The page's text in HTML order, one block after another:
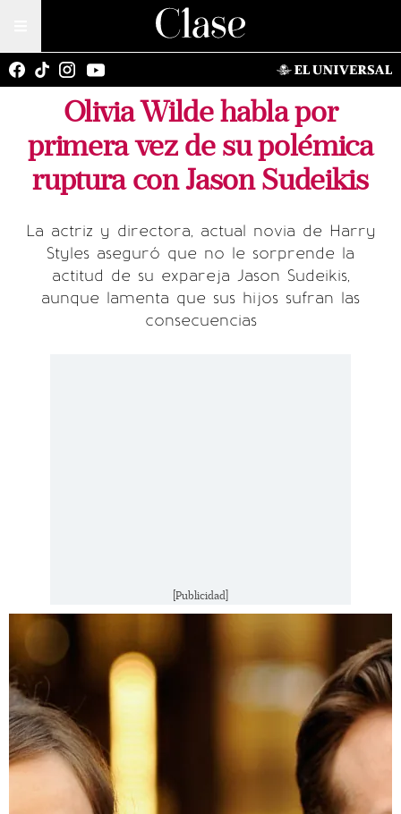
Olivia Wilde habla por
primera vez de su polémica
ruptura con Jason Sudeikis
La actriz y directora, actual novia de Harry
Styles aseguró que no le sorprende la
actitud de su expareja Jason Sudeikis,
aunque lamenta que sus hijos sufran las
consecuencias
[Publicidad]